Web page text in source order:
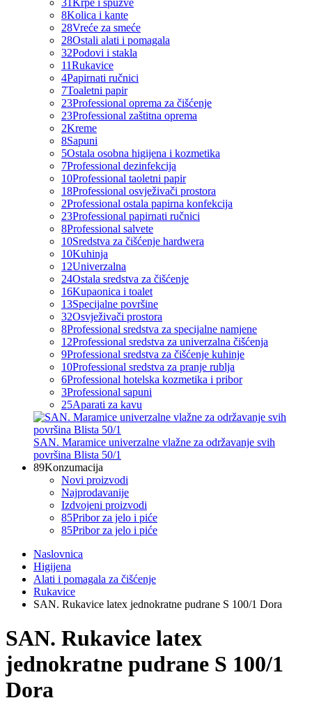
31Krpe i spužve
8Kolica i kante
28Vreće za smeće
28Ostali alati i pomagala
32Podovi i stakla
11Rukavice
4Papirnati ručnici
7Toaletni papir
23Professional oprema za čišćenje
23Professional zaštitna oprema
2Kreme
8Sapuni
5Ostala osobna higijena i kozmetika
7Professional dezinfekcija
10Professional taoletni papir
18Professional osvježivači prostora
2Professional ostala papirna konfekcija
23Professional papirnati ručnici
8Professional salvete
10Sredstva za čišćenje hardwera
10Kuhinja
12Univerzalna
24Ostala sredstva za čišćenje
16Kupaonica i toalet
13Specijalne površine
32Osvježivači prostora
8Professional sredstva za specijalne namjene
12Professional sredstva za univerzalna čišćenja
9Professional sredstva za čišćenje kuhinje
10Professional sredstva za pranje rublja
6Professional hotelska kozmetika i pribor
3Professional sapuni
25Aparati za kavu
SAN. Maramice univerzalne vlažne za održavanje svih
površina Blista 50/1
89Konzumacija
Novi proizvodi
Najprodavanije
Izdvojeni proizvodi
85Pribor za jelo i piće
85Pribor za jelo i piće
Naslovnica
Higijena
Alati i pomagala za čišćenje
Rukavice
SAN. Rukavice latex jednokratne pudrane S 100/1 Dora
SAN. Rukavice latex
jednokratne pudrane S 100/1
Dora